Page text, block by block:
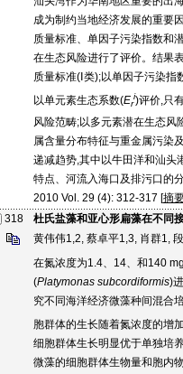
成为制约当地经济发展的重要
质量标准、单因子污染指数和
在生态风险进行了评价。结果
质量标准(Ⅰ类);以单因子污染
以单元素生态系数(Er
i)评价,只
风险范畴;以多元素潜在生态风
属含量分布特征与重金属污染
递减趋势,其中以牛田洋和汕头
特点、河流入海口及排污口的
2010 Vol. 29 (4): 312-317 [摘
318
杜氏盐藻和亚心形扁藻在不同
黄伟伟1,2, 蔡卓平1,3, 肖群1,
在氮浓度为1.4、14、和140
(Platymonas subcordiformis)
究不同海洋经济微藻种间混合
胞群体的生长随着氮浓度的增
细胞群体生长明显优于单独培
微藻的细胞群体生物量和胞内